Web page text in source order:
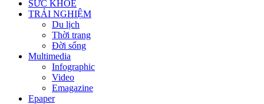
SỨC KHỎE
TRẢI NGHIỆM
Du lịch
Thời trang
Đời sống
Multimedia
Infographic
Video
Emagazine
Epaper